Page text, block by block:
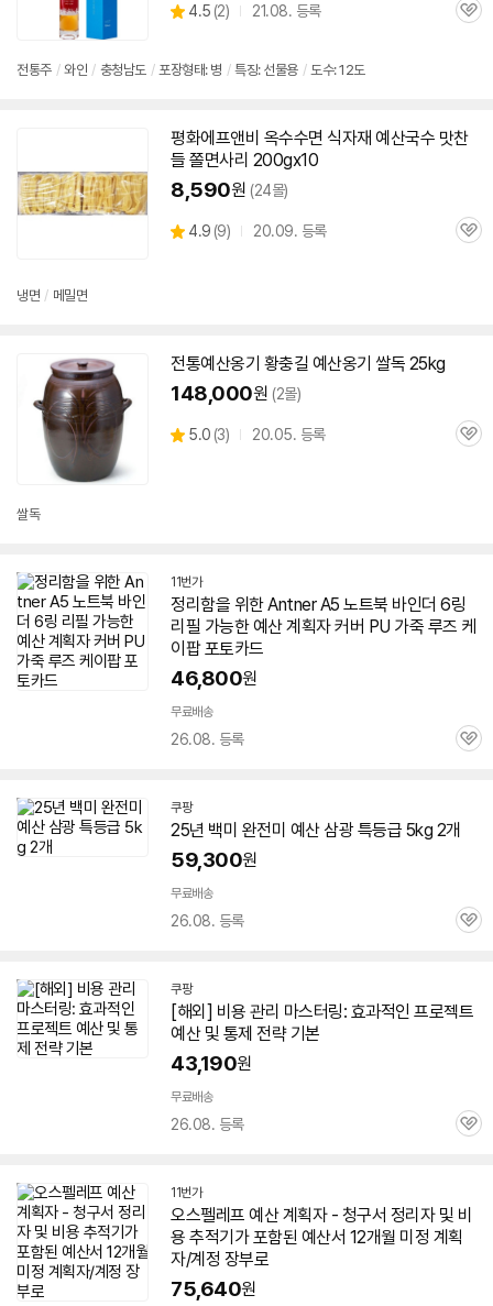
별
4.5 (상
2) 21.08. 등록
관
전통주 / 와인 / 충청남도 / 포장형태: 병 / 특징: 선물용 / 도수: 12도
평화에프앤비 옥수수면 식자재 예산국수 맛찬
들 쫄면사리 200gx10
8,590원 (24몰)
별
4.9 (상
9) 20.09. 등록
관
냉면 / 메밀면
전통예산옹기 황충길 예산옹기 쌀독 25kg
148,000원 (2몰)
별
5.0 (상
3) 20.05. 등록
관
쌀독
11번가
정리함을 위한 Antner A5 노트북 바인더 6링
리필 가능한예산계획자 커버 PU 가죽 루즈 케
이팝 포토카드
46,800원
무료배송
26.08. 등록
관
쿠팡
25년 백미 완전미 예산삼광 특등급 5kg 2개
59,300원
무료배송
26.08. 등록
관
쿠팡
[해외] 비용 관리 마스터링: 효과적인 프로젝트
예산및 통제 전략 기본
43,190원
무료배송
26.08. 등록
관
11번가
오스펠레프 예산계획자 - 청구서 정리자 및 비
용 추적기가 포함된 예산서 12개월 미정 계획
자/계정 장부로
75,640원